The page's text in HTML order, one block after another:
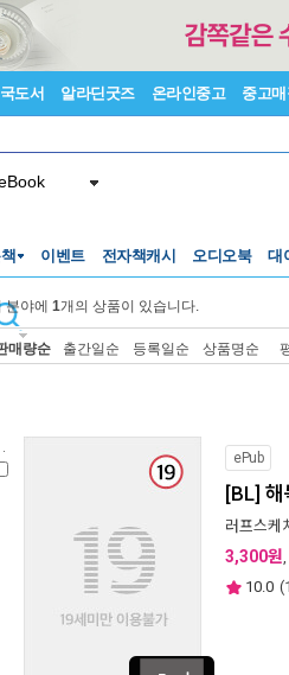
도서 알라딘굿즈 온라인중고 중고
이벤트 전자책캐시 오디오북 대
분야에 1개의 상품이 있습니다.
매량순 출간일순 등록일순 상품명순
ePub
[BL]
러프스케
3,300원
10.0 (1